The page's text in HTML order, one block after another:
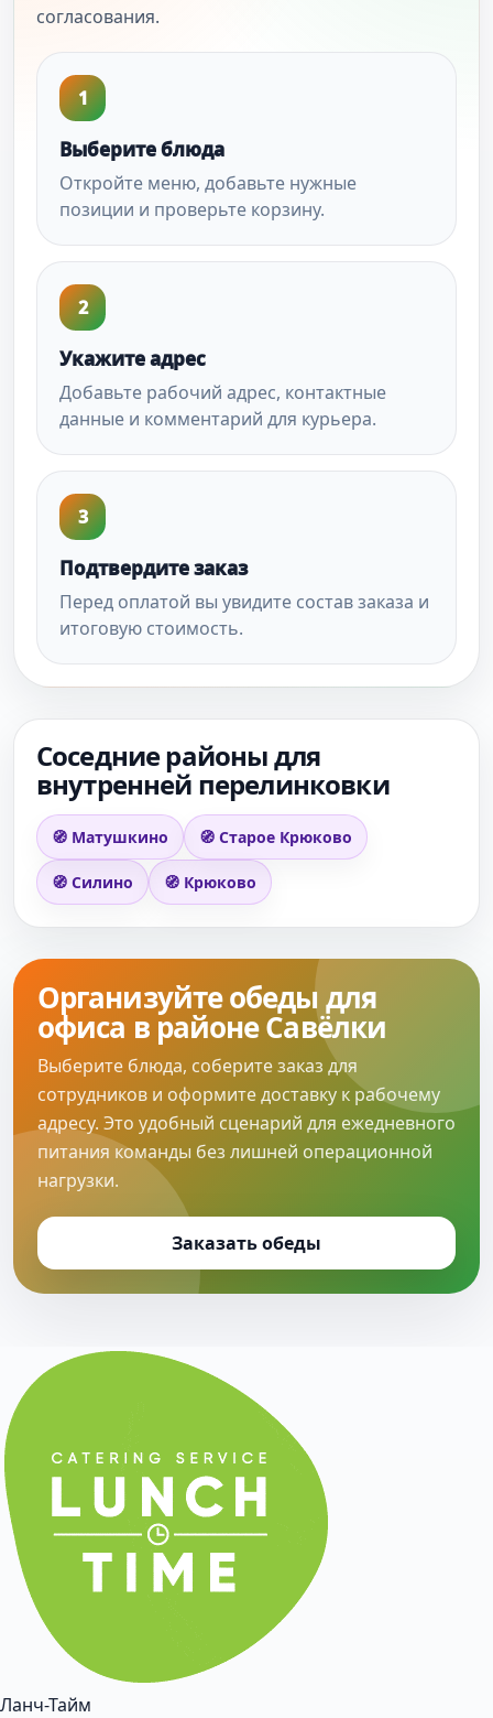
согласования.
1
Выберите блюда
Откройте меню, добавьте нужные
позиции и проверьте корзину.
2
Укажите адрес
Добавьте рабочий адрес, контактные
данные и комментарий для курьера.
3
Подтвердите заказ
Перед оплатой вы увидите состав заказа и
итоговую стоимость.
Соседние районы для
внутренней перелинковки
🧭 Матушкино 🧭 Старое Крюково
🧭 Силино 🧭 Крюково
Организуйте обеды для
офиса в районе Савёлки
Выберите блюда, соберите заказ для
сотрудников и оформите доставку к рабочему
адресу. Это удобный сценарий для ежедневного
питания команды без лишней операционной
нагрузки.
Заказать обеды
Ланч-Тайм